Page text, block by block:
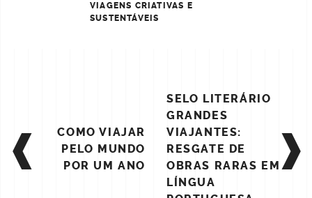
VIAGENS CRIATIVAS E
SUSTENTÁVEIS
COMO VIAJAR
PELO MUNDO
POR UM ANO
SELO LITERÁRIO
GRANDES
VIAJANTES:
RESGATE DE
OBRAS RARAS EM
LÍNGUA